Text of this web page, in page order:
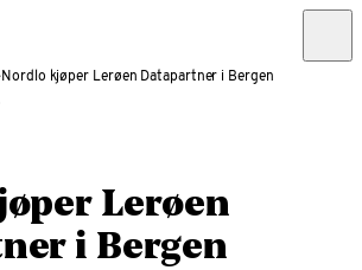
Nordlo kjøper Lerøen Datapartner i Bergen
Lerøen
i Bergen